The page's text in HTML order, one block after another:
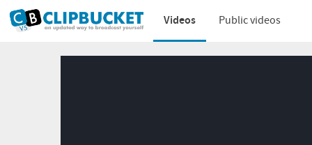
Videos Public videos